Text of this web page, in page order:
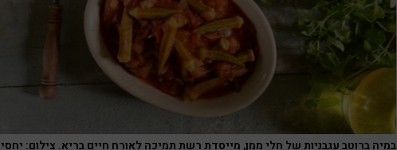
במיה ברוטב עגבניות של חלי ממן, מייסדת רשת תמיכה לאורח חיים בריא. צילום: יחסי